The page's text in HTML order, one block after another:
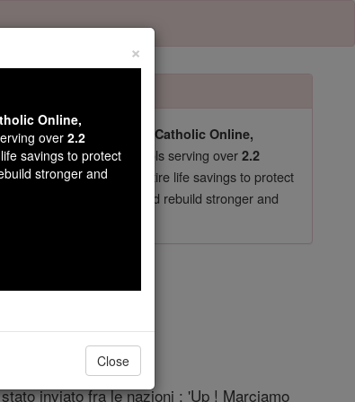
They shut down our Catholic Online,
essential faith tools serving over2.2
70's, just gave their entire life savings to protect
, we could rebuild stronger and
inviato fra le nazioni : 'Up ! Marciamo
×
Online,
over2.2
savings to protect
stronger and
Close